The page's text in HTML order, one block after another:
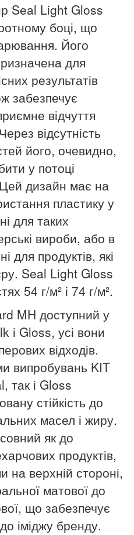
Seal Light Gloss
боці, що
Його
для
результатів
забезпечує
відчуття
відсутність
його, очевидно,
у потоці
Цей дизайн має на
пластику у
для таких
вироби, або в
для продуктів, які
Seal Light Gloss
54 г/м² і 74 г/м².
MH доступний у
і Gloss, усі вони
відходів.
випробувань KIT
так і Gloss
стійкість до
масел і жиру.
як до
продуктів,
на верхній стороні,
матової до
що забезпечує
іміджу бренду.